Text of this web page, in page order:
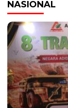
NASIONAL